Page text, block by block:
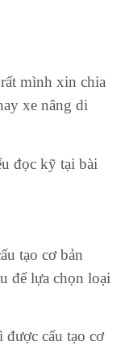
mình xin chia
xe nâng di
đọc kỹ tại bài
tạo cơ bản
để lựa chọn loại
cấu tạo cơ